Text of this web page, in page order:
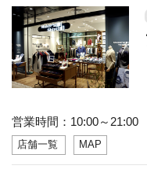
営業時間：10:00～
店舗一覧 MAP